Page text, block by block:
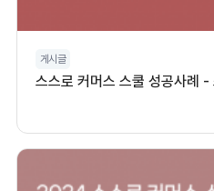
게시글
스스로 커머스 스쿨 성공사례